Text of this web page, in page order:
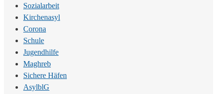
Sozialarbeit
Kirchenasyl
Corona
Schule
Jugendhilfe
Maghreb
Sichere Häfen
AsylblG